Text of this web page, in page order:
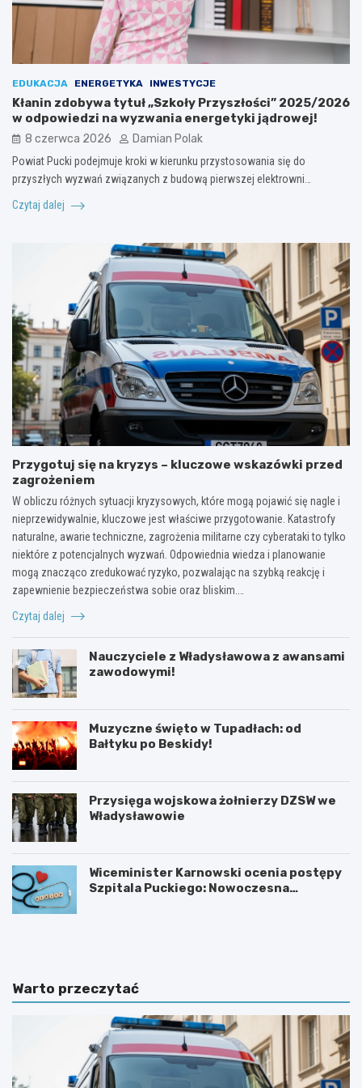
EDUKACJA ENERGETYKA INWESTYCJE
Kłanin zdobywa tytuł „Szkoły Przyszłości” 2025/2026
w odpowiedzi na wyzwania energetyki jądrowej!
8 czerwca 2026 Damian Polak
Powiat Pucki podejmuje kroki w kierunku przystosowania się do
przyszłych wyzwań związanych z budową pierwszej elektrowni…
Czytaj dalej
Przygotuj się na kryzys – kluczowe wskazówki przed
zagrożeniem
W obliczu różnych sytuacji kryzysowych, które mogą pojawić się nagle i
nieprzewidywalnie, kluczowe jest właściwe przygotowanie. Katastrofy
naturalne, awarie techniczne, zagrożenia militarne czy cyberataki to tylko
niektóre z potencjalnych wyzwań. Odpowiednia wiedza i planowanie
mogą znacząco zredukować ryzyko, pozwalając na szybką reakcję i
zapewnienie bezpieczeństwa sobie oraz bliskim.…
Czytaj dalej
Nauczyciele z Władysławowa z awansami
zawodowymi!
Muzyczne święto w Tupadłach: od
Bałtyku po Beskidy!
Przysięga wojskowa żołnierzy DZSW we
Władysławowie
Wiceminister Karnowski ocenia postępy
Szpitala Puckiego: Nowoczesna
O
a
d
i
M
a
r
K
Warto przeczytać